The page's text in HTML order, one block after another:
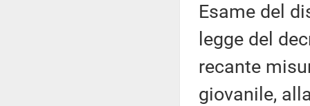
Esame del
legge del
recante
giovanile,